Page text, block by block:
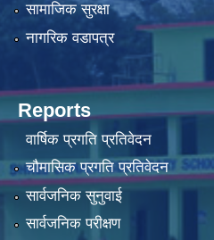
सामाजिक सुरक्षा
नागरिक वडापत्र
Reports
वार्षिक प्रगति प्रतिवेदन
चौमासिक प्रगति प्रतिवेदन
सार्वजनिक सुनुवाई
सार्वजनिक परीक्षण